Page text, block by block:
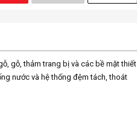
gỗ, thảm trang bị và các bề mặt thiết
nước và hệ thống đệm tách, thoát